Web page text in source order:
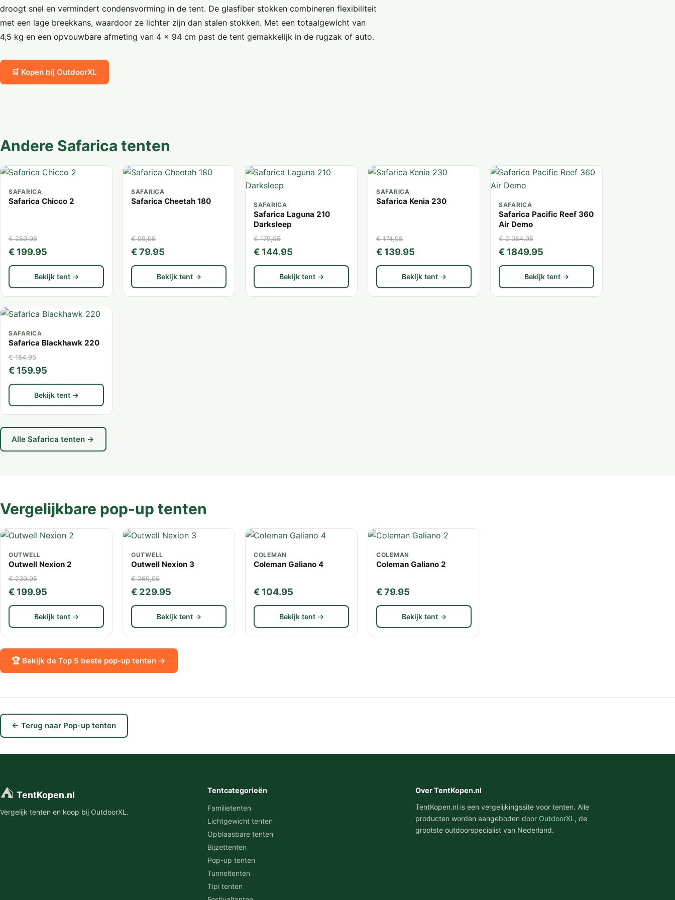
droogt snel en vermindert condensvorming in de tent. De glasfiber stokken combineren flexibiliteit
met een lage breekkans, waardoor ze lichter zijn dan stalen stokken. Met een totaalgewicht van
4,5 kg en een opvouwbare afmeting van 4 x 94 cm past de tent gemakkelijk in de rugzak of auto.
🛒 Kopen bij OutdoorXL
Andere Safarica tenten
SAFARICA
Safarica Chicco 2
€ 259,95
€ 199.95
Bekijk tent →
SAFARICA
Safarica Cheetah 180
€ 99,95
€ 79.95
Bekijk tent →
SAFARICA
Safarica Laguna 210
Darksleep
€ 179,95
€ 144.95
Bekijk tent →
SAFARICA
Safarica Kenia 230
€ 174,95
€ 139.95
Bekijk tent →
SAFARICA
Safarica Pacific Reef 360
Air Demo
€ 2.054,95
€ 1849.95
Bekijk tent →
SAFARICA
Safarica Blackhawk 220
€ 184,95
€ 159.95
Bekijk tent →
Alle Safarica tenten →
Vergelijkbare pop-up tenten
OUTWELL
Outwell Nexion 2
€ 239,95
€ 199.95
Bekijk tent →
OUTWELL
Outwell Nexion 3
€ 269,95
€ 229.95
Bekijk tent →
COLEMAN
Coleman Galiano 4
€ 104.95
Bekijk tent →
COLEMAN
Coleman Galiano 2
€ 79.95
Bekijk tent →
🏆 Bekijk de Top 5 beste pop-up tenten →
← Terug naar Pop-up tenten
⛺ TentKopen.nl
Vergelijk tenten en koop bij OutdoorXL.
Tentcategorieën
Familietenten
Lichtgewicht tenten
Opblaasbare tenten
Bijzettenten
Pop-up tenten
Tunneltenten
Tipi tenten
Over TentKopen.nl
TentKopen.nl is een vergelijkingssite voor tenten. Alle
producten worden aangeboden door OutdoorXL , de
grootste outdoorspecialist van Nederland.